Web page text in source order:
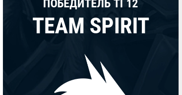
ПОБЕДИТЕЛЬ TI 12
TEAM SPIRIT